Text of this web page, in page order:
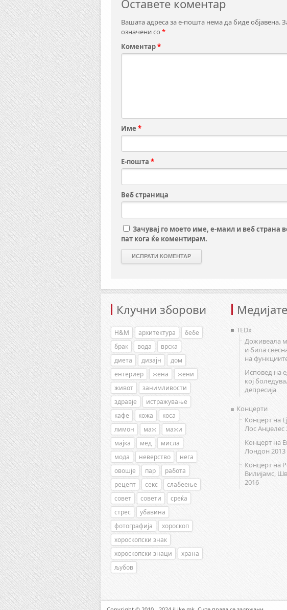
Оставете коментар
Вашата адреса за е-пошта нема да биде објавена.
означени со *
Коментар*
Име *
Е-пошта *
Веб страница
Зачувај го моето име, е-маил и веб страна
пат кога ќе коментирам.
Клучни зборови
H&M архитектура
бебе
брак
вода
врска
диета
дизајн
дом
ентериер
жена
жени
живот
занимливости
здравје
истражување
кафе
кожа
коса
лимон
маж
мажи
мајка
мед
мисла
мода
неверство
нега
овошје
пар
работа
рецепт
секс
слабеење
совет
совети
среќа
стрес
убавина
фотографија
хороскоп
хороскопски знак
хороскопски знаци
храна
љубов
TEDx
Доживеала
и била
на
Исповед на
кој
депресија
Концерти
Концерт на
Лос Анџелес
Концерт на
Лондон 2013
Концерт на
Вилијамс,
2016